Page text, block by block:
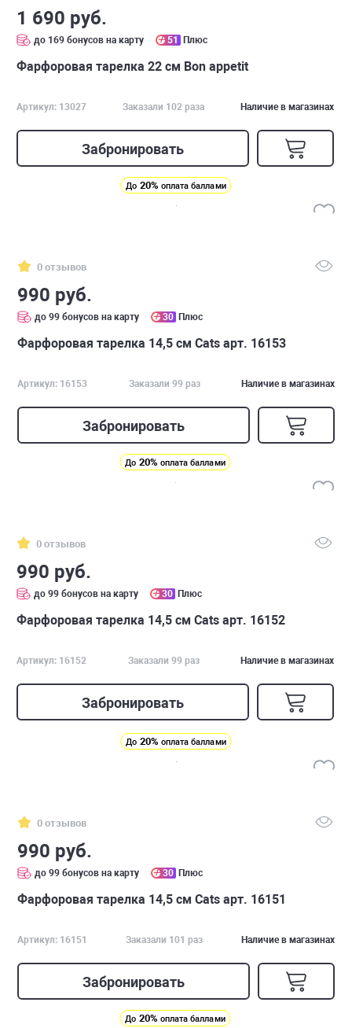
1 690 руб.
до 169 бонусов на карту 51 Плюс
Фарфоровая тарелка 22 см Bon appetit
Артикул: 13027 Заказали 102 раза Наличие в магазинах
Забронировать
До 20% оплата баллами
0 отзывов
990 руб.
до 99 бонусов на карту 30 Плюс
Фарфоровая тарелка 14,5 см Cats арт. 16153
Артикул: 16153 Заказали 99 раз Наличие в магазинах
Забронировать
До 20% оплата баллами
0 отзывов
990 руб.
до 99 бонусов на карту 30 Плюс
Фарфоровая тарелка 14,5 см Cats арт. 16152
Артикул: 16152 Заказали 99 раз Наличие в магазинах
Забронировать
До 20% оплата баллами
0 отзывов
990 руб.
до 99 бонусов на карту 30 Плюс
Фарфоровая тарелка 14,5 см Cats арт. 16151
Артикул: 16151 Заказали 101 раз Наличие в магазинах
Забронировать
До 20% оплата баллами